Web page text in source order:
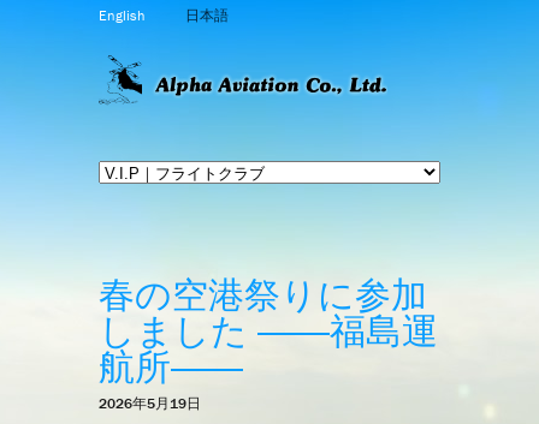
English 日本語
春の空港祭りに参加
しました ――福島運
航所――
2026年5月19日